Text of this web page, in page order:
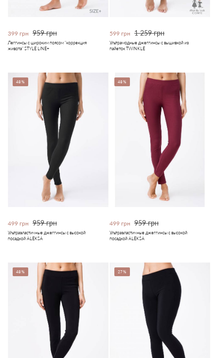
399 грн 959 грн
Леггинсы с широким поясом "коррекция
живота" STYLE LINE+
599 грн 1 259 грн
Ультрамодные джеггинсы с вышивкой из
пайеток TWINKLE
48%
499 грн 959 грн
Ультраэластичные джеггинсы с высокой
посадкой ALEKSA
48%
499 грн 959 грн
Ультраэластичные джеггинсы с высокой
посадкой ALEKSA
48% 27%